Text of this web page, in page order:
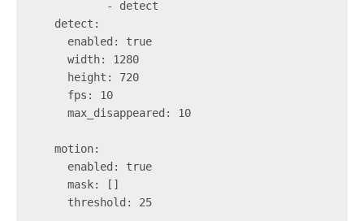
            - detect
    detect:
      enabled: true
      width: 1280
      height: 720
      fps: 10
      max_disappeared: 10
    motion:
      enabled: true
      mask: []
      threshold: 25